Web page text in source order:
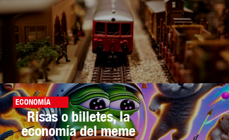
ECONOMÍA
Risas o billetes, la
economía del meme